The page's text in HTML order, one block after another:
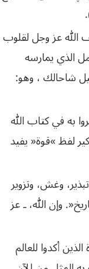
عز وجل لقلوب
الذي يمارسه
شاحالك، وهو:
به في كتاب الله
لفظ »قوة« يفيد
وغش، وتزوير
وإن الله، ـ عز
أكدوا للعالم